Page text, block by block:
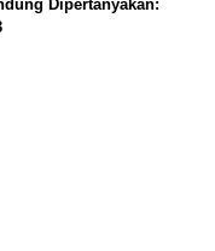
Dipertanyakan: